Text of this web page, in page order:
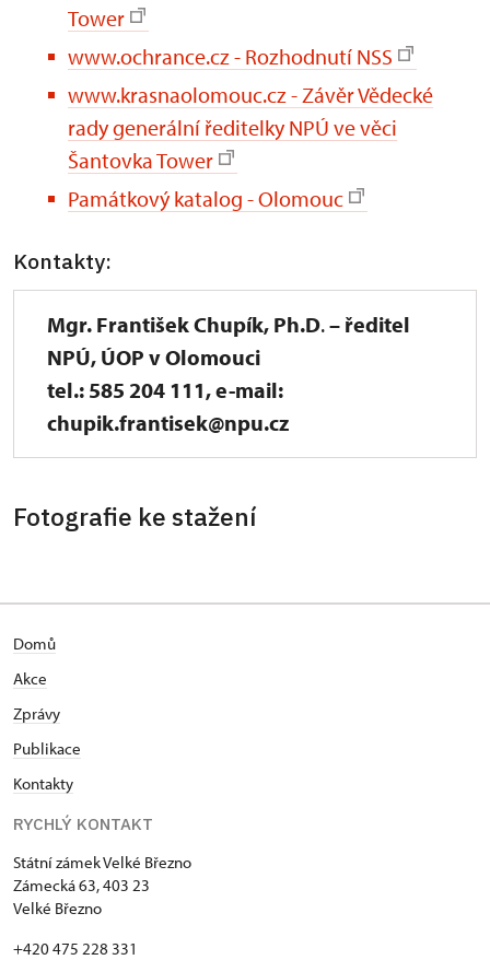
Tower
www.ochrance.cz - Rozhodnutí NSS
www.krasnaolomouc.cz - Závěr Vědecké
rady generální ředitelky NPÚ ve věci
Šantovka Tower
Památkový katalog - Olomouc
Kontakty:
Mgr. František Chupík, Ph.D.– ředitel
NPÚ, ÚOP v Olomouci
tel.: 585 204 111, e-mail:
chupik.frantisek@npu.cz
Fotografie ke stažení
Domů
Akce
Zprávy
Publikace
Kontakty
RYCHLÝ KONTAKT
Státní zámek Velké Březno
Zámecká 63, 403 23
Velké Březno
+420 475 228 331